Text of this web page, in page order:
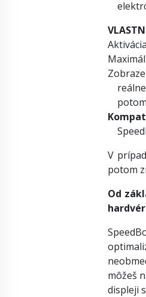
potom
V
potom
Od
môžeš
displeji